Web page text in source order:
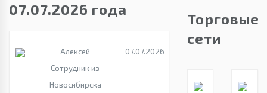
07.07.2026 года
Алексей
Сотрудник из
Новосибирска
07.07.2026
Торговые
сети